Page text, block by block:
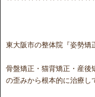
東大阪市の整体院『姿勢矯
骨盤矯正・猫背矯正・産後
の歪みから根本的に治療し